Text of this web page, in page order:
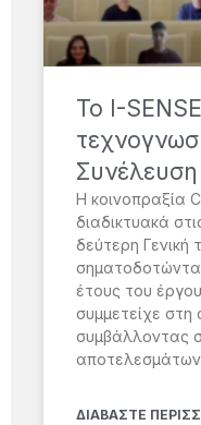
Το I-
Συνέλευση
Η κοινοπραξία
διαδικτυακά
δεύτερη Γενική
έτους του
συμμετείχε
συμβάλλοντας
αποτελεσμάτων
ΔΙΑΒΆΣΤΕ